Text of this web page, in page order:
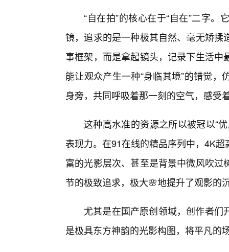
“自在拍”的核心在于“自在”二字
镜，追求的是一种极其自然、毫无矫
事框架，而是拿起镜头，记录下生活
能让观众产生一种“身临其境”的错觉
身旁，共同呼吸着那一刻的空气，感受
这种高水准的资源之所以被冠以“
表现力。在91在线的精品序列中，4K
富的光影层次、甚至是背景中微风吹
节的极致追求，极大🌸地提升了观影的
尤其是在国产原创领域，创作者
是极具东方神韵的光影构图，将平凡的